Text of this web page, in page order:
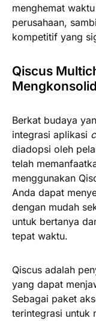
menghemat
perusahaan,
kompetitif yang
Qiscus
Berkat budaya
integrasi aplikasi
diadopsi oleh
telah
menggunakan
Anda dapat
dengan mudah
untuk bertanya
tepat waktu.
Qiscus adalah
yang dapat
Sebagai paket
terintegrasi untuk